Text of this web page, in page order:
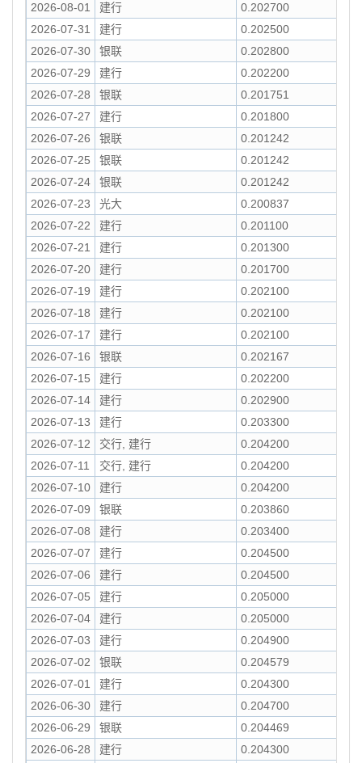
2026-08-01
建行
0.202700
2026-07-31
建行
0.202500
2026-07-30
银联
0.202800
2026-07-29
建行
0.202200
2026-07-28
银联
0.201751
2026-07-27
建行
0.201800
2026-07-26
银联
0.201242
2026-07-25
银联
0.201242
2026-07-24
银联
0.201242
2026-07-23
光大
0.200837
2026-07-22
建行
0.201100
2026-07-21
建行
0.201300
2026-07-20
建行
0.201700
2026-07-19
建行
0.202100
2026-07-18
建行
0.202100
2026-07-17
建行
0.202100
2026-07-16
银联
0.202167
2026-07-15
建行
0.202200
2026-07-14
建行
0.202900
2026-07-13
建行
0.203300
2026-07-12
交行, 建行
0.204200
2026-07-11
交行, 建行
0.204200
2026-07-10
建行
0.204200
2026-07-09
银联
0.203860
2026-07-08
建行
0.203400
2026-07-07
建行
0.204500
2026-07-06
建行
0.204500
2026-07-05
建行
0.205000
2026-07-04
建行
0.205000
2026-07-03
建行
0.204900
2026-07-02
银联
0.204579
2026-07-01
建行
0.204300
2026-06-30
建行
0.204700
2026-06-29
银联
0.204469
2026-06-28
建行
0.204300